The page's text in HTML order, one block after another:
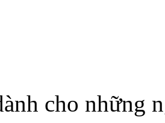
cho những